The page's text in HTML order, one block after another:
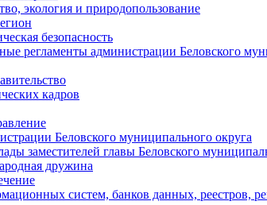
экология и природопользование
безопасность
регламенты администрации Беловского
кадров
Беловского муниципального округа
заместителей главы Беловского
дружина
систем, банков данных, реестров,